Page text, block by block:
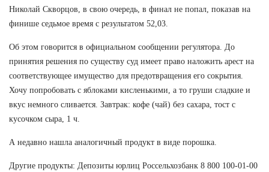
Николай Скворцов, в свою очередь, в финал не попал, показав на
финише седьмое время с результатом 52,03.
Об этом говорится в официальном сообщении регулятора. До
принятия решения по существу суд имеет право наложить арест на
соответствующее имущество для предотвращения его сокрытия.
Хочу попробовать с яблоками кисленькими, а то груши сладкие и
вкус немного сливается. Завтрак: кофе (чай) без сахара, тост с
кусочком сыра, 1 ч.
А недавно нашла аналогичный продукт в виде порошка.
Другие продукты: Депозиты юрлиц Россельхозбанк 8 800 100-01-00